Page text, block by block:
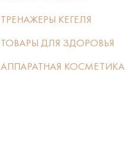
ТРЕНАЖЕРЫ КЕГЕЛЯ
ТОВАРЫ ДЛЯ ЗДОРОВЬЯ
АППАРАТНАЯ КОСМЕТИКА